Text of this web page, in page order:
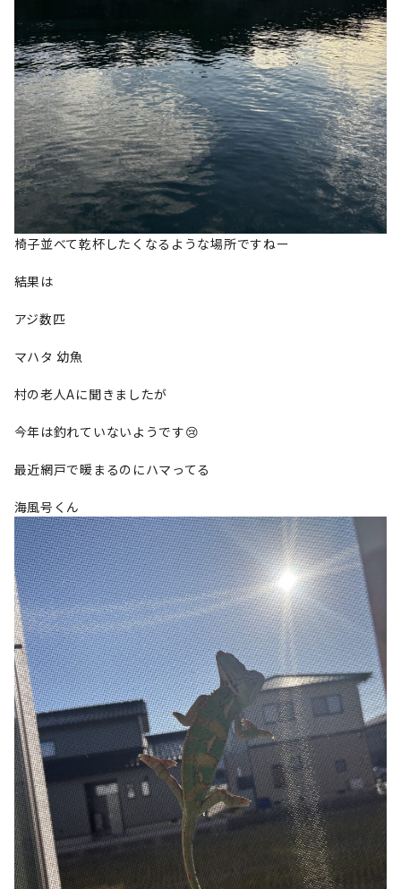
椅子並べて乾杯したくなるような場所ですねー
結果は
アジ数匹
マハタ 幼魚
村の老人Aに聞きましたが
今年は釣れていないようです😢
最近網戸で暖まるのにハマってる
海風号くん